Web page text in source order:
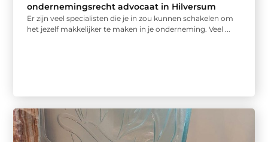
ondernemingsrecht advocaat in Hilversum
Er zijn veel specialisten die je in zou kunnen schakelen om
het jezelf makkelijker te maken in je onderneming. Veel ...